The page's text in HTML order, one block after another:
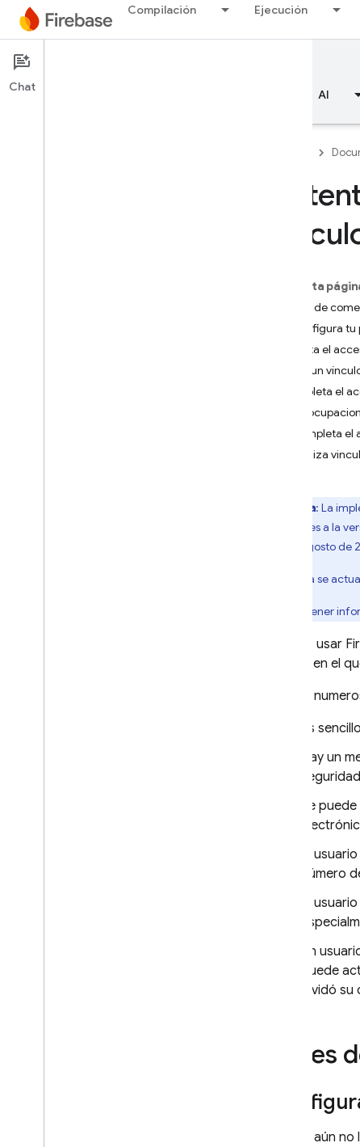
Compilación Ejecución
Documentation
Descripción general AI
En esta
Antes de
Configura
Habilita el
Envía un
Completa el
Completa
Realiza
Nota: La
anteriores a la
25 de agosto de
Esta guía se
Para obtener
Puedes usar
vínculo en el
Existen
Es
Hay un
Se
El
número
El
Un
puede
olvidó
Antes
Si aún
Chat